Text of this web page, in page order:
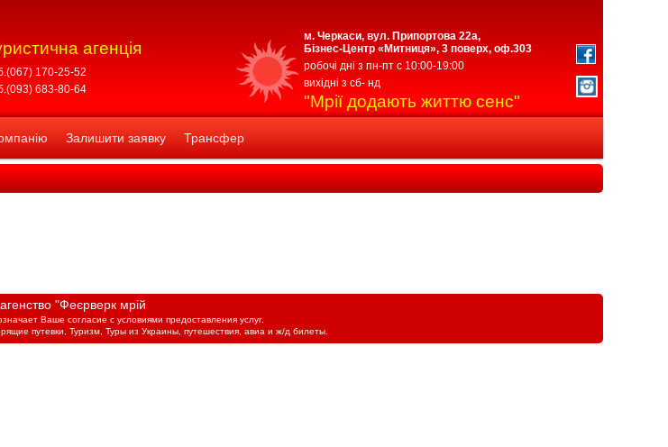
агенція
170-25-52
683-80-64
м. Черкаси, вул. Припортова 22а,
Бізнес-Центр «Митниця», 3 поверх, оф.303
робочі дні з пн-пт с 10:00-19:00
вихідні з сб- нд
"Мрії додають життю сенс"
Залишити заявку Трансфер
"Феєрверк мрій
Ваше согласие с условиями предоставления услуг.
путевки, Туризм, Туры из Украины, путешествия, авиа и ж/д билеты.